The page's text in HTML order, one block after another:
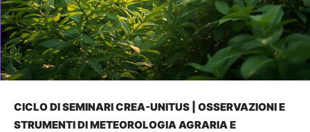
CICLO DI SEMINARI CREA-UNITUS | OSSERVAZIONI E
STRUMENTI DI METEOROLOGIA AGRARIA E